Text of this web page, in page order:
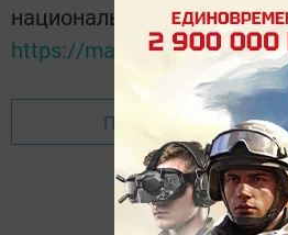
национальном
https://max.ru/tatmedia
Перейти на страницу